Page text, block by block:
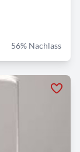
56% Nachlass